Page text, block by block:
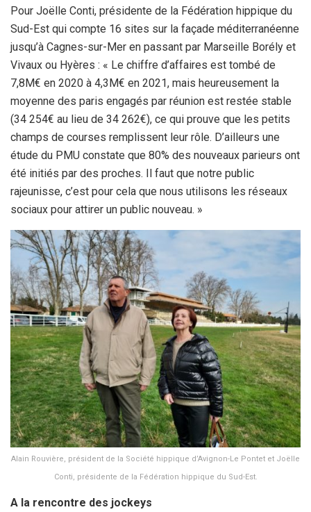
Pour Joëlle Conti, présidente de la Fédération hippique du
Sud-Est qui compte 16 sites sur la façade méditerranéenne
jusqu’à Cagnes-sur-Mer en passant par Marseille Borély et
Vivaux ou Hyères : « Le chiffre d’affaires est tombé de
7,8M€ en 2020 à 4,3M€ en 2021, mais heureusement la
moyenne des paris engagés par réunion est restée stable
(34 254€ au lieu de 34 262€), ce qui prouve que les petits
champs de courses remplissent leur rôle. D’ailleurs une
étude du PMU constate que 80% des nouveaux parieurs ont
été initiés par des proches. Il faut que notre public
rajeunisse, c’est pour cela que nous utilisons les réseaux
sociaux pour attirer un public nouveau. »
Alain Rouvière, président de la Société hippique d’Avignon-Le Pontet et Joëlle
Conti, présidente de la Fédération hippique du Sud-Est.
A la rencontre des jockeys